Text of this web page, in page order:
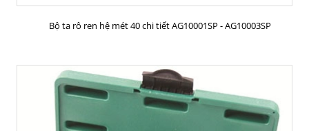
MUA HÀNG
Bộ ta rô ren hệ mét 40 chi tiết AG10001SP - AG10003SP